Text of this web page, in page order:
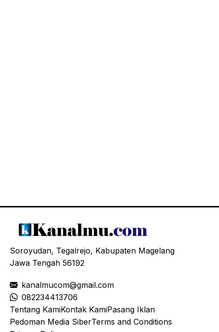
Soroyudan, Tegalrejo, Kabupaten Magelang
Jawa Tengah 56192
kanalmucom@gmail.com
082234413706
Tentang KamiKontak KamiPasang Iklan
Pedoman Media SiberTerms and Conditions